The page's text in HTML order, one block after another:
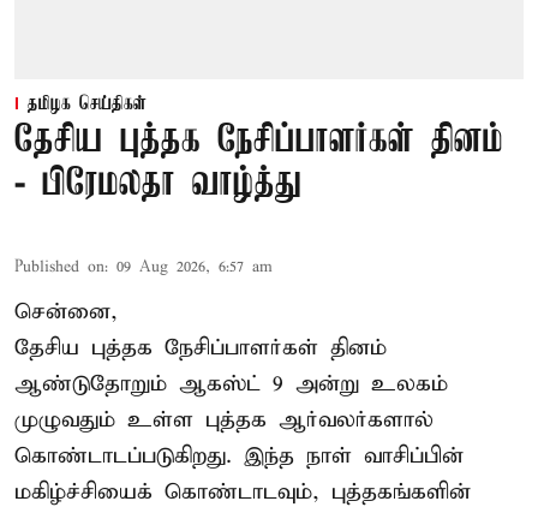
தமிழக செய்திகள்
தேசிய புத்தக நேசிப்பாளர்கள் தினம்
- பிரேமலதா வாழ்த்து
Published on: 09 Aug 2026, 6:57 am
சென்னை,
தேசிய புத்தக நேசிப்பாளர்கள் தினம்
ஆண்டுதோறும் ஆகஸ்ட் 9 அன்று உலகம்
முழுவதும் உள்ள புத்தக ஆர்வலர்களால்
கொண்டாடப்படுகிறது. இந்த நாள் வாசிப்பின்
மகிழ்ச்சியைக் கொண்டாடவும், புத்தகங்களின்